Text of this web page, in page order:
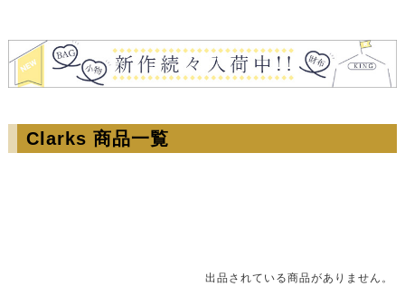
Clarks 商品一覧
出品されている商品がありません。